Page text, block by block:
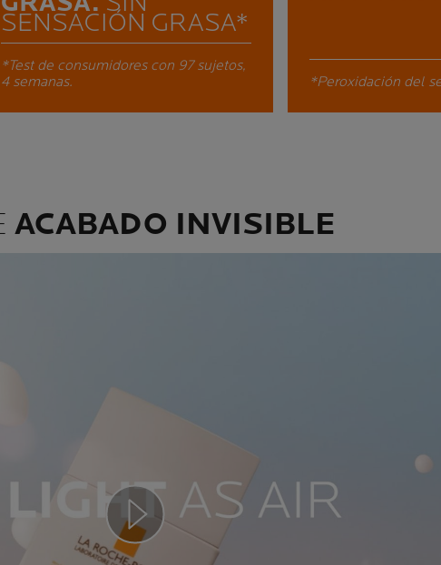
SENSACIÓN GRASA*
*Test de consumidores con 97 sujetos,
4 semanas.
*Peroxidación del
ACABADO INVISIBLE
Play video